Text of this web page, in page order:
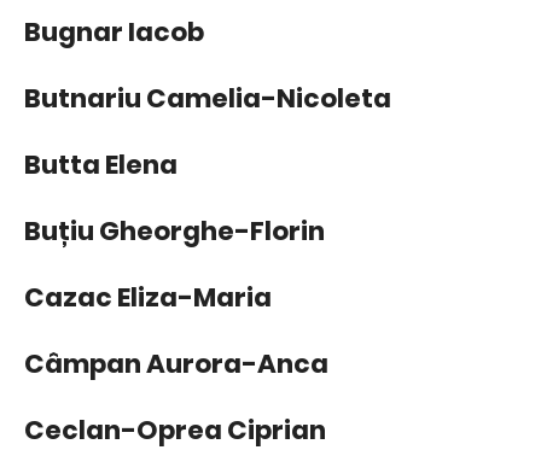
Bugnar Iacob
Butnariu Camelia-Nicoleta
Butta Elena
Buțiu Gheorghe-Florin
Cazac Eliza-Maria
Câmpan Aurora-Anca
Ceclan-Oprea Ciprian